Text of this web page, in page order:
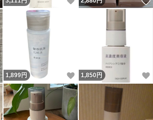
いいね！
1,899円 いいね！
1,850 円